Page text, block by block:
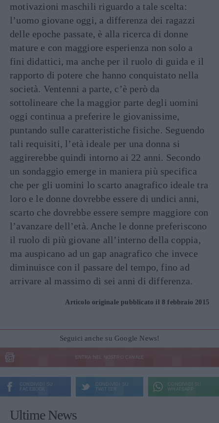
motivazioni maschili riguardo a tale scelta:
l’uomo giovane oggi, a differenza dei ragazzi
delle epoche passate, è alla ricerca di donne
mature e con maggiore esperienza non solo a
fini didattici, ma anche per il ruolo di guida e il
rapporto di potere che hanno conquistato nella
società. Ventenni a parte, c’è però da
sottolineare che la maggior parte degli uomini
oggi continua a preferire le giovanissime,
puntando sulle caratteristiche fisiche. Seguendo
tali requisiti, l’età ideale per una donna si
aggirerebbe quindi intorno ai 22 anni. Secondo
un sondaggio emerge in maniera più specifica
che per gli uomini lo scarto anagrafico ideale tra
loro e le donne dovrebbe essere di undici anni,
scarto che dovrebbe essere sempre maggiore con
l’avanzare dell’età. Anche le donne preferiscono
il ruolo di più giovane all’interno della coppia,
ma auspicano ad un gap anagrafico che invece
diminuisce con il passare del tempo, fino ad
arrivare al massimo di sei anni di differenza.
Articolo originale pubblicato il 8 febbraio 2015
Seguici anche su Google News!
ENTRA NEL NOSTRO CANALE
CONDIVIDI SU
FACEBOOK
CONDIVIDI SU
TWITTER
CONDIVIDI SU
WHATSAPP
Ultime News